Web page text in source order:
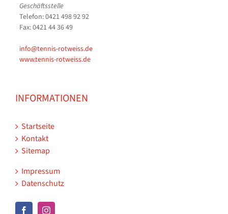
Geschäftsstelle
Telefon: 0421 498 92 92
Fax: 0421 44 36 49
info@tennis-rotweiss.de
www.tennis-rotweiss.de
INFORMATIONEN
Startseite
Kontakt
Sitemap
Impressum
Datenschutz